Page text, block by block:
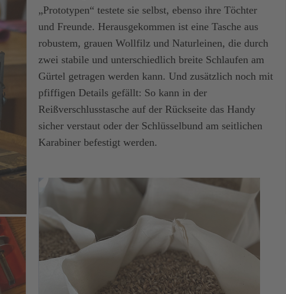
„Prototypen“ testete sie selbst, ebenso ihre Töchter
und Freunde. Herausgekommen ist eine Tasche aus
robustem, grauen Wollfilz und Naturleinen, die durch
zwei stabile und unterschiedlich breite Schlaufen am
Gürtel getragen werden kann. Und zusätzlich noch mit
pfiffigen Details gefällt: So kann in der
Reißverschlusstasche auf der Rückseite das Handy
sicher verstaut oder der Schlüsselbund am seitlichen
Karabiner befestigt werden.